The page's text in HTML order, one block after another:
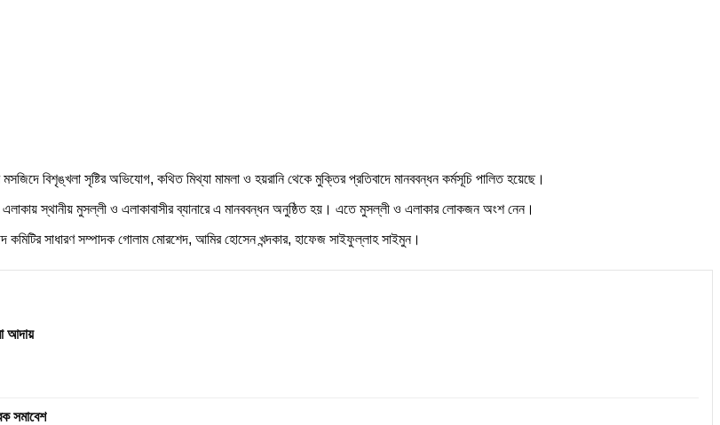
বিশৃঙ্খলা সৃষ্টির অভিযোগ, কথিত মিথ্যা মামলা ও হয়রানি থেকে মুক্তির প্রতিবাদে মানববন্ধন কর্মসূচি পালিত হয়েছে।
স্থানীয় মুসল্লী ও এলাকাবাসীর ব্যানারে এ মানববন্ধন অনুষ্ঠিত হয়। এতে মুসল্লী ও এলাকার লোকজন অংশ নেন।
সাধারণ সম্পাদক গোলাম মোরশেদ, আমির হোসেন খন্দকার, হাফেজ সাইফুল্লাহ সাইমুন।
আদায়
সমাবেশ